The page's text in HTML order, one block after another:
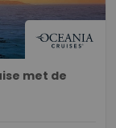
met de